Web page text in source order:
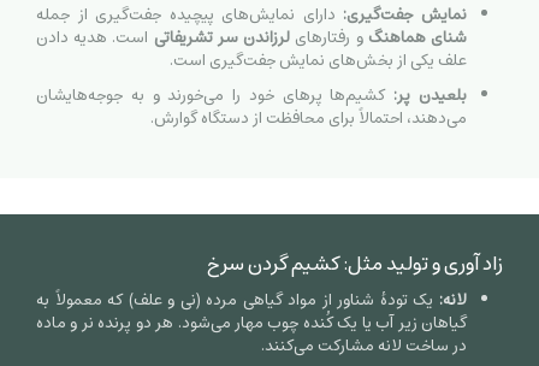
نمایش جفت‌گیری: دارای نمایش‌های پیچیده جفت‌گیری از جمله
شنای هماهنگ و رفتارهای لرزاندن سر تشریفاتی است. هدیه دادن
علف یکی از بخش‌های نمایش جفت‌گیری است.
بلعیدن پر: کشیم‌ها پرهای خود را می‌خورند و به جوجه‌هایشان
می‌دهند، احتمالاً برای محافظت از دستگاه گوارش.
زاد آوری و تولید مثل: کشیم گردن سرخ
لانه: یک تودهٔ شناور از مواد گیاهی مرده (نی و علف) که معمولاً به
گیاهان زیر آب یا یک کُنده چوب مهار می‌شود. هر دو پرنده نر و ماده
در ساخت لانه مشارکت می‌کنند.